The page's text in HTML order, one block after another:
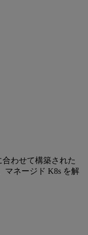
わせて構築された
マネージド K8s を解